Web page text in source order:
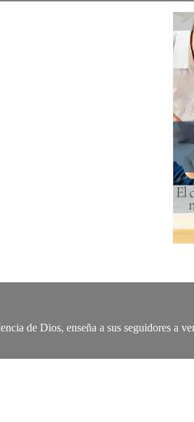
de Dios, enseña a sus seguidores a